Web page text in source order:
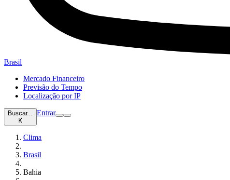
Brasil
Mercado Financeiro
Previsão do Tempo
Localização por IP
Buscar...
K
Entrar
Clima
Brasil
Bahia